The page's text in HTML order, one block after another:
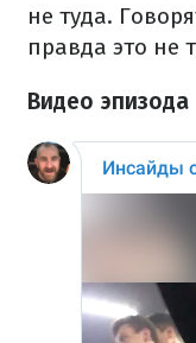
не туда.
правда это не
Видео эпизода